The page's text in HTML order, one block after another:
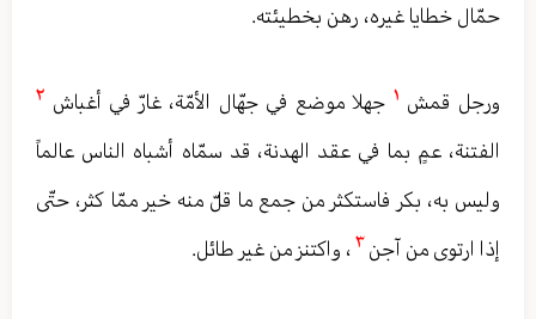
حمّال خطايا غيره، رهن بخطيئته.
ورجل قمش جهلا موضع في جهّال الأمّة، غارّ في أغباش
الفتنة، عمٍ بما في عقد الهدنة، قد سمّاه أشباه الناس عالماً
وليس به، بكر فاستكثر من جمع ما قلّ منه خير ممّا كثر، حتّى
إذا ارتوى من آجن
، واكتنز من غير طائل.